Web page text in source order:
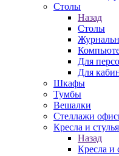
Столы
Назад
Столы
Для
Для
Шкафы
Тумбы
Вешалки
Стеллажи
Кресла и стулья
Назад
Кресла и